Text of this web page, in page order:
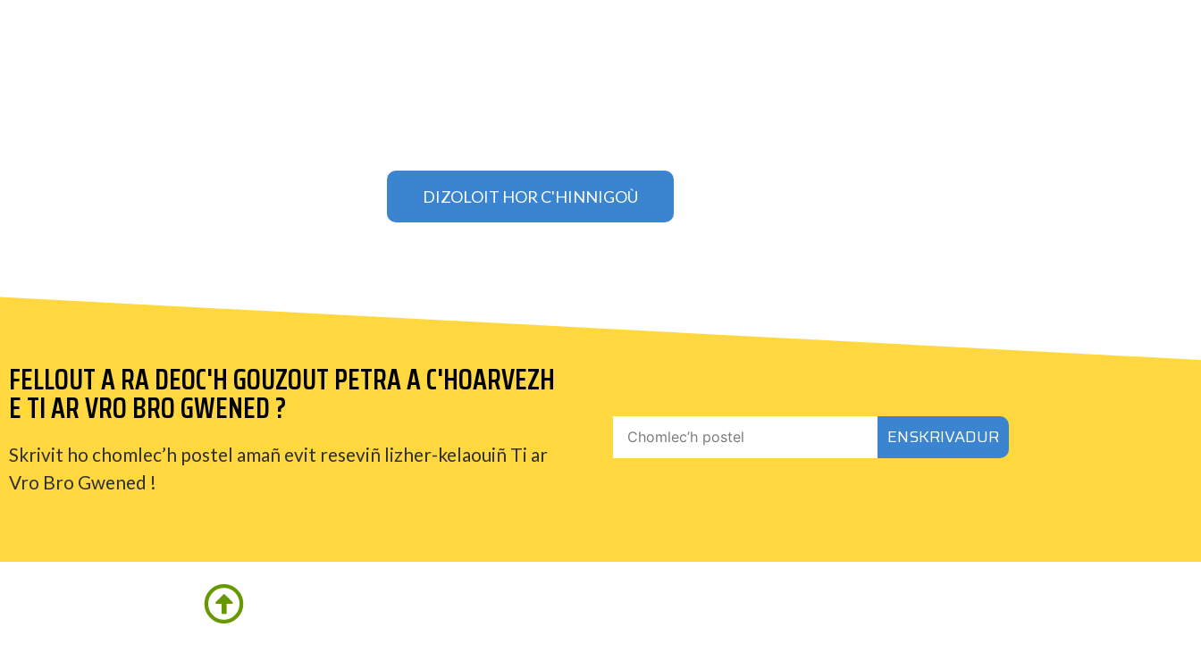
DIZOLOIT HOR C'HINNIGOÙ
FELLOUT A RA DEOC'H GOUZOUT PETRA A C'HOARVEZH
E TI AR VRO BRO GWENED ?
Skrivit ho chomlec’h postel amañ evit reseviñ lizher-kelaouiñ Ti ar
Vro Bro Gwened !
ENSKRIVADUR